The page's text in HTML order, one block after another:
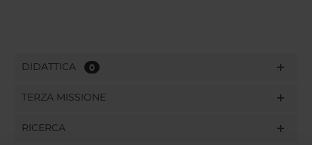
DIDATTICA 0
TERZA MISSIONE
RICERCA